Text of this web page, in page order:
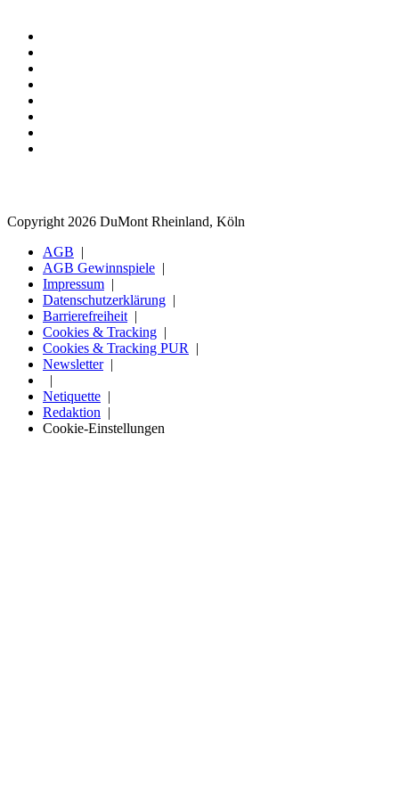
Copyright 2026 DuMont Rheinland, Köln
AGB
AGB Gewinnspiele
Impressum
Datenschutzerklärung
Barrierefreiheit
Cookies & Tracking
Cookies & Tracking PUR
Newsletter
Netiquette
Redaktion
Cookie-Einstellungen